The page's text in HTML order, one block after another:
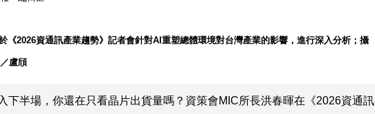
《2026資通訊產業趨勢》記者會針對AI重塑總體環境對台灣產業的影響，進行深入分析；攝
盧頎
下半場，你還在只看晶片出貨量嗎？資策會MIC所長洪春暉在《2026資通訊